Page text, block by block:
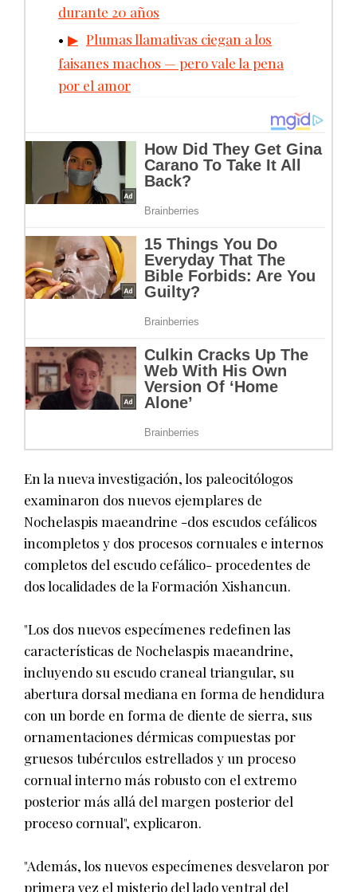
durante 20 años
Plumas llamativas ciegan a los
faisanes machos — pero vale la pena
por el amor
En la nueva investigación, los paleocitólogos
examinaron dos nuevos ejemplares de
Nochelaspis maeandrine -dos escudos cefálicos
incompletos y dos procesos cornuales e internos
completos del escudo cefálico- procedentes de
dos localidades de la Formación Xishancun.
"Los dos nuevos especímenes redefinen las
características de Nochelaspis maeandrine,
incluyendo su escudo craneal triangular, su
abertura dorsal mediana en forma de hendidura
con un borde en forma de diente de sierra, sus
ornamentaciones dérmicas compuestas por
gruesos tubérculos estrellados y un proceso
cornual interno más robusto con el extremo
posterior más allá del margen posterior del
proceso cornual", explicaron.
"Además, los nuevos especímenes desvelaron por
primera vez el misterio del lado ventral del